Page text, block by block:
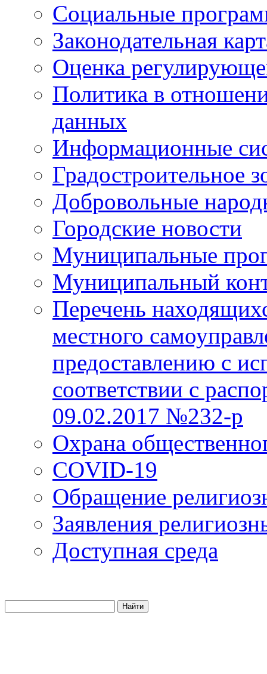
Социальные
Законодательная
Оценка
Политика в
данных
Информационные
Градостроительное
Добровольные
Городские новости
Муниципальные
Муниципальный
Перечень
местного
предоставлению с
соответствии с
09.02.2017 №232-р
Охрана
COVID-19
Обращение
Заявления
Доступная среда
Найти